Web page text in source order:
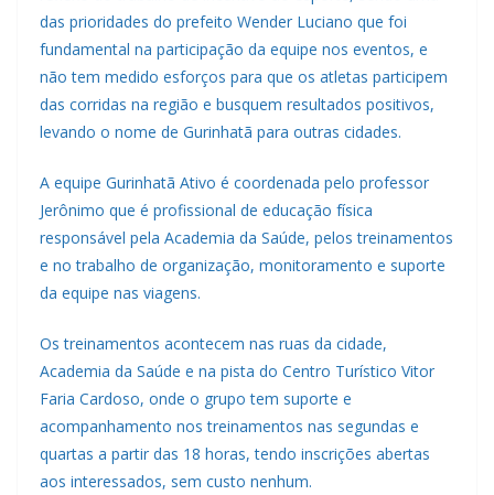
das prioridades do prefeito Wender Luciano que foi
fundamental na participação da equipe nos eventos, e
não tem medido esforços para que os atletas participem
das corridas na região e busquem resultados positivos,
levando o nome de Gurinhatã para outras cidades.
A equipe Gurinhatã Ativo é coordenada pelo professor
Jerônimo que é profissional de educação física
responsável pela Academia da Saúde, pelos treinamentos
e no trabalho de organização, monitoramento e suporte
da equipe nas viagens.
Os treinamentos acontecem nas ruas da cidade,
Academia da Saúde e na pista do Centro Turístico Vitor
Faria Cardoso, onde o grupo tem suporte e
acompanhamento nos treinamentos nas segundas e
quartas a partir das 18 horas, tendo inscrições abertas
aos interessados, sem custo nenhum.